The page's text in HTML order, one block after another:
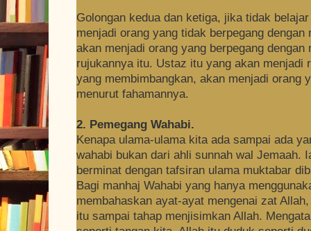
Golongan kedua dan ketiga, jika tidak
menjadi orang yang tidak berpegang
akan menjadi orang yang berpegang
rujukannya itu. Ustaz itu yang akan menjadi
yang membimbangkan, akan menjadi orang
menurut fahamannya.
2. Pemegang Wahabi.
Kenapa ulama-ulama kita ada sampai ada
wahabi bukan dari ahli sunnah wal Jemaah.
berminat dengan tafsiran ulama muktabar
Bagi manhaj Wahabi yang hanya
membahaskan ayat-ayat mengenai zat
itu sampai tahap menjisimkan Allah.